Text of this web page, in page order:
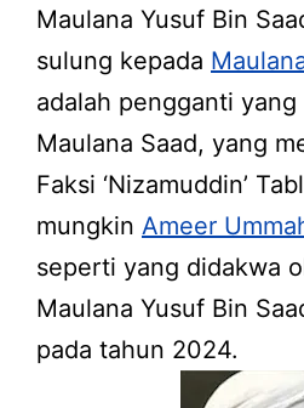
Maulana Yusuf Bin
sulung kepada
adalah pengganti
Maulana Saad, yang
Faksi ‘Nizamuddin’
mungkin Ameer
seperti yang didakwa
Maulana Yusuf Bin
pada tahun 2024.